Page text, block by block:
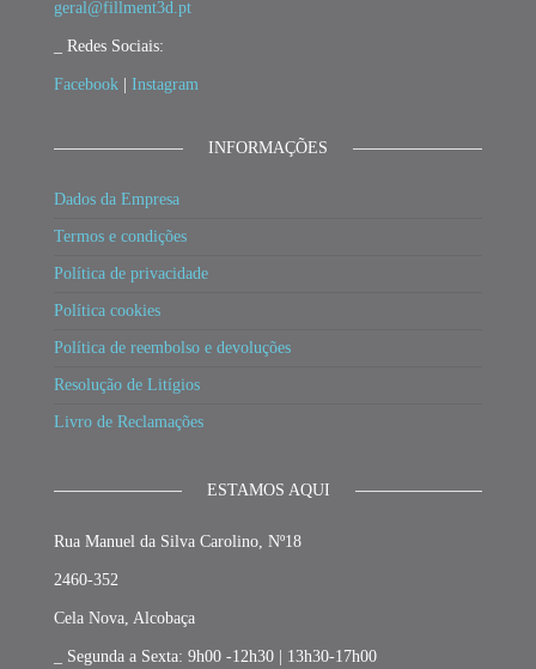
geral@fillment3d.pt
_ Redes Sociais:
Facebook Instagram
INFORMAÇÕES
Dados da Empresa
Termos e condições
Política de privacidade
Política cookies
Política de reembolso e devoluções
Resolução de Litígios
Livro de Reclamações
ESTAMOS AQUI
Rua Manuel da Silva Carolino, Nº18
2460-352
Cela Nova, Alcobaça
_ Segunda a Sexta: 9h00 -12h30 | 13h30-17h00